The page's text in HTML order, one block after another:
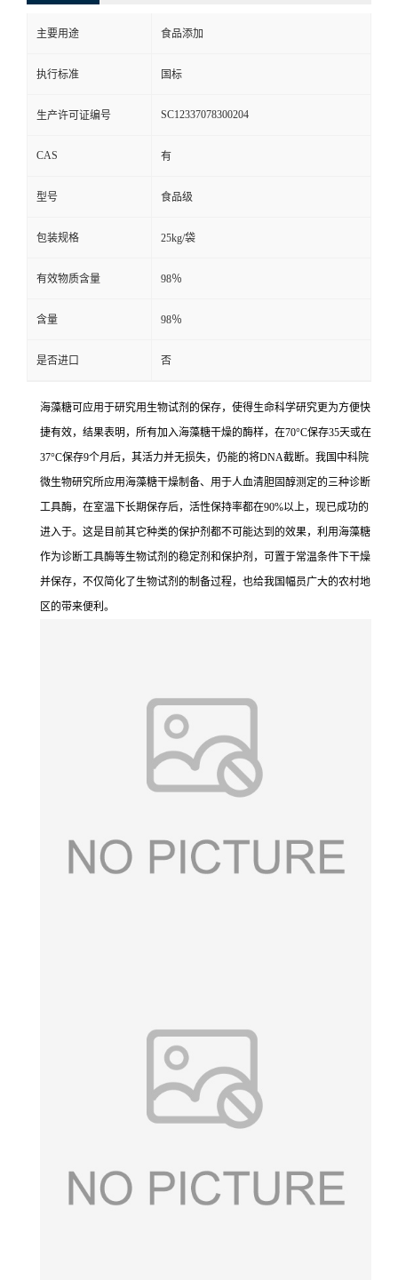
主要用途 食品添加
执行标准 国标
生产许可证编号 SC12337078300204
CAS 有
型号 食品级
包装规格 25kg/袋
有效物质含量 98％
含量 98％
是否进口 否
海藻糖可应用于研究用生物试剂的保存，使得生命科学研究更为方便快
捷有效，结果表明，所有加入海藻糖干燥的酶样，在70°C保存35天或在
37°C保存9个月后，其活力并无损失，仍能的将DNA截断。我国中科院
微生物研究所应用海藻糖干燥制备、用于人血清胆固醇测定的三种诊断
工具酶，在室温下长期保存后，活性保持率都在90%以上，现已成功的
进入于。这是目前其它种类的保护剂都不可能达到的效果，利用海藻糖
作为诊断工具酶等生物试剂的稳定剂和保护剂，可置于常温条件下干燥
并保存，不仅简化了生物试剂的制备过程，也给我国幅员广大的农村地
区的带来便利。